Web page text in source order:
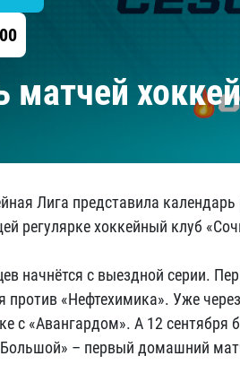
матчей
Лига представила
регулярке хоккейный клуб
начнётся с выездной серии.
против «Нефтехимика». Уже
с «Авангардом». А 12
– первый домашний